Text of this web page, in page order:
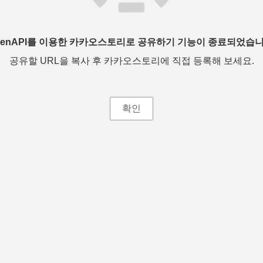
를 이용한 카카오스토리로 공유하기 기능이 종료되었습
공유할 URL을 복사 후 카카오스토리에 직접 등록해 보세요.
확인